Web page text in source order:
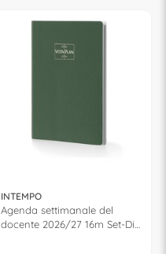
INTEMPO
Agenda settimanale del
docente 2026/27 16m Set-Dic